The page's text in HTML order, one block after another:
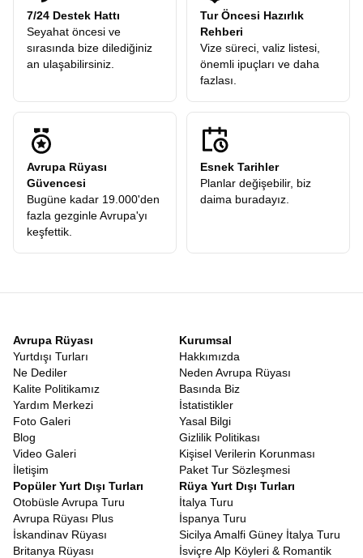
7/24 Destek Hattı
Seyahat öncesi ve
sırasında bize dilediğiniz
an ulaşabilirsiniz.
Tur Öncesi Hazırlık
Rehberi
Vize süreci, valiz listesi,
önemli ipuçları ve daha
fazlası.
Avrupa Rüyası
Güvencesi
Bugüne kadar 19.000'den
fazla gezginle Avrupa'yı
keşfettik.
Esnek Tarihler
Planlar değişebilir, biz
daima buradayız.
Avrupa Rüyası
Yurtdışı Turları
Ne Dediler
Kalite Politikamız
Yardım Merkezi
Foto Galeri
Blog
Video Galeri
İletişim
Kurumsal
Hakkımızda
Neden Avrupa Rüyası
Basında Biz
İstatistikler
Yasal Bilgi
Gizlilik Politikası
Kişisel Verilerin Korunması
Paket Tur Sözleşmesi
Popüler Yurt Dışı Turları
Otobüsle Avrupa Turu
Avrupa Rüyası Plus
İskandinav Rüyası
Britanya Rüyası
Rüya Yurt Dışı Turları
İtalya Turu
İspanya Turu
Sicilya Amalfi Güney İtalya Turu
İsviçre Alp Köyleri & Romantik